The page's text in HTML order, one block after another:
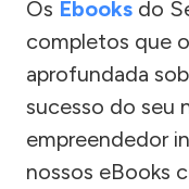
Os Ebooks do
completos que
aprofundada
sucesso do seu
empreendedor
nossos eBooks